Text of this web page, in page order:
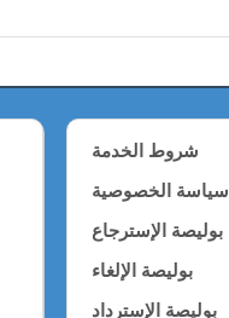
شروط الخدمة
سياسة الخصوصية
بوليصة الإسترجاع
بوليصة الإلغاء
بوليصة الإسترداد